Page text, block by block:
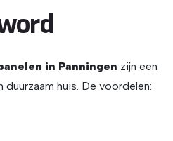
in Panningen zijn een
huis. De voordelen: